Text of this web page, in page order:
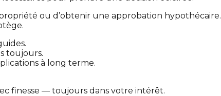
ou d’obtenir une approbation hypothécaire.
toujours.
à long terme.
finesse — toujours dans votre intérêt.